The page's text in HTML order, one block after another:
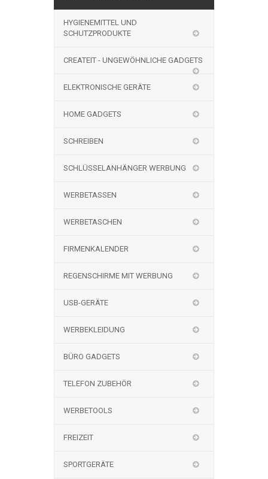
HYGIENEMITTEL UND
SCHUTZPRODUKTE
CREATEIT - UNGEWÖHNLICHE GADGETS
ELEKTRONISCHE GERÄTE
HOME GADGETS
SCHREIBEN
SCHLÜSSELANHÄNGER WERBUNG
WERBETASSEN
WERBETASCHEN
FIRMENKALENDER
REGENSCHIRME MIT WERBUNG
USB-GERÄTE
WERBEKLEIDUNG
BÜRO GADGETS
TELEFON ZUBEHÖR
WERBETOOLS
FREIZEIT
SPORTGERÄTE